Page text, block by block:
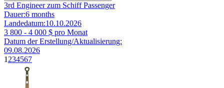
3rd Engineer zum Schiff Passenger
Dauer:6 months
Landedatum:10.10.2026
3 800 - 4 000 $ pro Monat
Datum der Erstellung/Aktualisierung:
09.08.2026
1 234567